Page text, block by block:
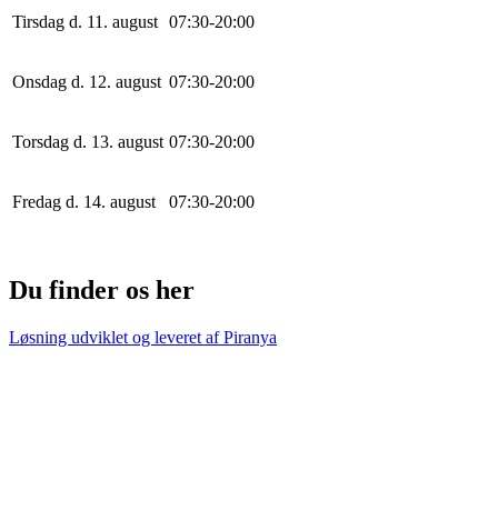
Tirsdag d. 11. august 07:30-20:00
Onsdag d. 12. august 07:30-20:00
Torsdag d. 13. august 07:30-20:00
Fredag d. 14. august 07:30-20:00
Du finder os her
Løsning udviklet og leveret afPiranya